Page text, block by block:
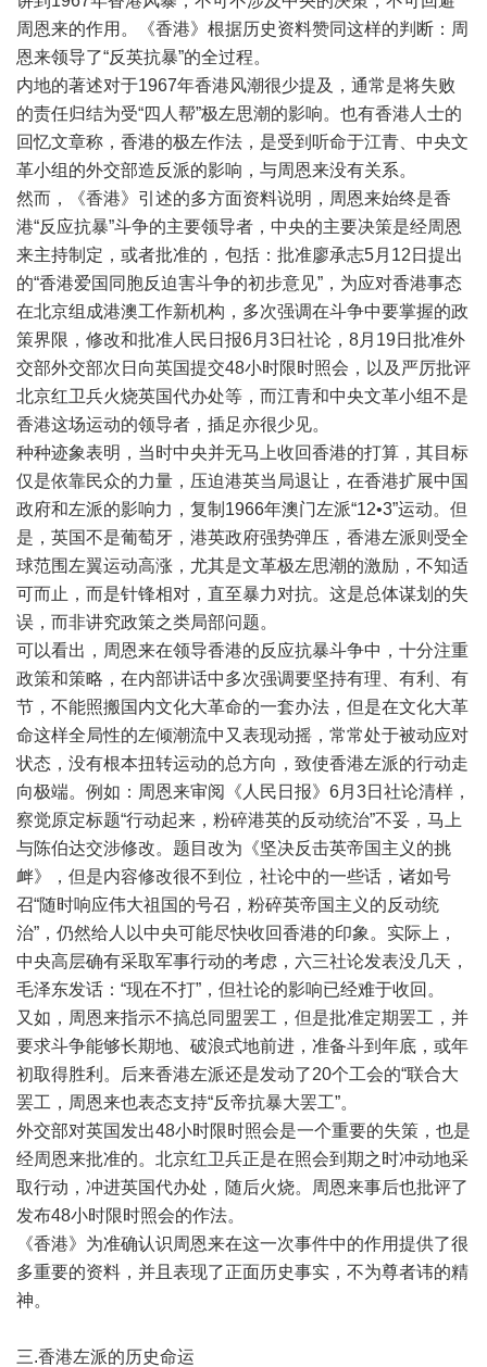
周恩来的作用。《香港》根据历史资料赞同这样的判断：周
恩来领导了“反英抗暴”的全过程。
内地的著述对于1967年香港风潮很少提及，通常是将失败
的责任归结为受“四人帮”极左思潮的影响。也有香港人士的
回忆文章称，香港的极左作法，是受到听命于江青、中央文
革小组的外交部造反派的影响，与周恩来没有关系。
然而，《香港》引述的多方面资料说明，周恩来始终是香
港“反应抗暴”斗争的主要领导者，中央的主要决策是经周恩
来主持制定，或者批准的，包括：批准廖承志5月 12 日提出
的“香港爱国同胞反迫害斗争的初步意见” ，为应对香港事态
在北京组成港澳工作新机构，多次强调在斗争中要掌握的政
策界限，修改和批准人民日报6月 3日社论， 8月 19日批准外
交部外交部次日向英国提交48小时限时照会，以及严厉批评
北京红卫兵火烧英国代办处等，而江青和中央文革小组不是
香港这场运动的领导者，插足亦很少见。
种种迹象表明，当时中央并无马上收回香港的打算，其目标
仅是依靠民众的力量，压迫港英当局退让，在香港扩展中国
政府和左派的影响力，复制 1966年澳门左派“12•3”运动。但
是，英国不是葡萄牙，港英政府强势弹压，香港左派则受全
球范围左翼运动高涨，尤其是文革极左思潮的激励，不知适
可而止，而是针锋相对，直至暴力对抗。这是总体谋划的失
误，而非讲究政策之类局部问题。
可以看出，周恩来在领导香港的反应抗暴斗争中，十分注重
政策和策略，在内部讲话中多次强调要坚持有理、有利、有
节，不能照搬国内文化大革命的一套办法，但是在文化大革
命这样全局性的左倾潮流中又表现动摇，常常处于被动应对
状态，没有根本扭转运动的总方向，致使香港左派的行动走
向极端。例如：周恩来审阅《人民日报》 6月 3日社论清样，
察觉原定标题“行动起来，粉碎港英的反动统治”不妥，马上
与陈伯达交涉修改。题目改为《坚决反击英帝国主义的挑
衅》，但是内容修改很不到位，社论中的一些话，诸如号
召“随时响应伟大祖国的号召，粉碎英帝国主义的反动统
治” ，仍然给人以中央可能尽快收回香港的印象。实际上，
中央高层确有采取军事行动的考虑，六三社论发表没几天，
毛泽东发话： “现在不打” ，但社论的影响已经难于收回。
又如，周恩来指示不搞总同盟罢工，但是批准定期罢工，并
要求斗争能够长期地、破浪式地前进，准备斗到年底，或年
初取得胜利。后来香港左派还是发动了20个工会的“联合大
罢工，周恩来也表态支持“反帝抗暴大罢工”。
外交部对英国发出48小时限时照会是一个重要的失策，也是
经周恩来批准的。北京红卫兵正是在照会到期之时冲动地采
取行动，冲进英国代办处，随后火烧。周恩来事后也批评了
发布48小时限时照会的作法。
《香港》为准确认识周恩来在这一次事件中的作用提供了很
多重要的资料，并且表现了正面历史事实，不为尊者讳的精
神。
三.香港左派的历史命运